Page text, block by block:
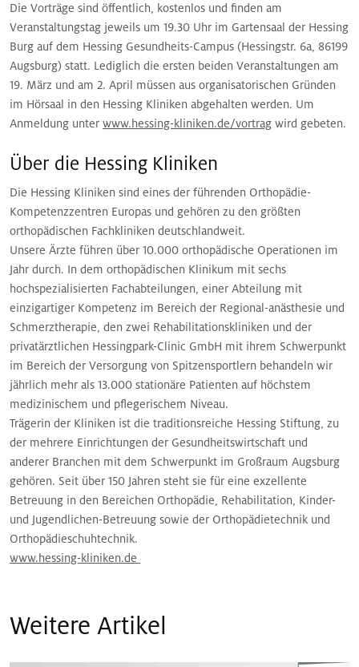
Die Vorträge sind öffentlich, kostenlos und finden am
Veranstaltungstag jeweils um 19.30 Uhr im Gartensaal der Hessing
Burg auf dem Hessing Gesundheits-Campus (Hessingstr. 6a, 86199
Augsburg) statt. Lediglich die ersten beiden Veranstaltungen am
19. März und am 2. April müssen aus organisatorischen Gründen
im Hörsaal in den Hessing Kliniken abgehalten werden. Um
Anmeldung unter www.hessing-kliniken.de/vortrag wird gebeten.
Über die Hessing Kliniken
Die Hessing Kliniken sind eines der führenden Orthopädie-
Kompetenzzentren Europas und gehören zu den größten
orthopädischen Fachkliniken deutschlandweit.
Unsere Ärzte führen über 10.000 orthopädische Operationen im
Jahr durch. In dem orthopädischen Klinikum mit sechs
hochspezialisierten Fachabteilungen, einer Abteilung mit
einzigartiger Kompetenz im Bereich der Regional-anästhesie und
Schmerztherapie, den zwei Rehabilitationskliniken und der
privatärztlichen Hessingpark-Clinic GmbH mit ihrem Schwerpunkt
im Bereich der Versorgung von Spitzensportlern behandeln wir
jährlich mehr als 13.000 stationäre Patienten auf höchstem
medizinischem und pflegerischem Niveau.
Trägerin der Kliniken ist die traditionsreiche Hessing Stiftung, zu
der mehrere Einrichtungen der Gesundheitswirtschaft und
anderer Branchen mit dem Schwerpunkt im Großraum Augsburg
gehören. Seit über 150 Jahren steht sie für eine exzellente
Betreuung in den Bereichen Orthopädie, Rehabilitation, Kinder-
und Jugendlichen-Betreuung sowie der Orthopädietechnik und
Orthopädieschuhtechnik.
www.hessing-kliniken.de
Weitere Artikel